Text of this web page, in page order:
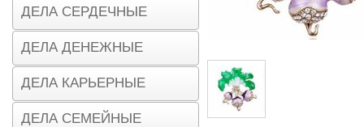
ДЕЛА СЕРДЕЧНЫЕ
ДЕЛА ДЕНЕЖНЫЕ
ДЕЛА КАРЬЕРНЫЕ
ДЕЛА СЕМЕЙНЫЕ